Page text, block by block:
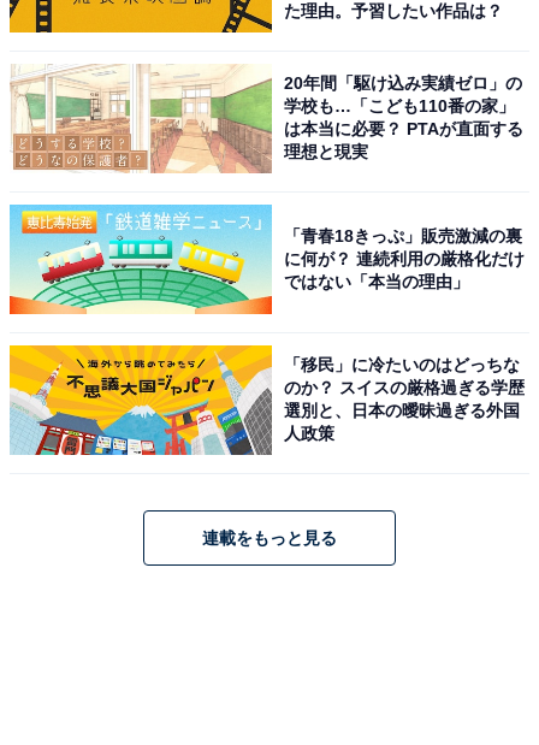
た理由。予習したい作品は？
20年間「駆け込み実績ゼロ」の
学校も…「こども110番の家」
は本当に必要？ PTAが直面する
理想と現実
「青春18きっぷ」販売激減の裏
に何が？ 連続利用の厳格化だけ
ではない「本当の理由」
「移民」に冷たいのはどっちな
のか？ スイスの厳格過ぎる学歴
選別と、日本の曖昧過ぎる外国
人政策
連載をもっと見る